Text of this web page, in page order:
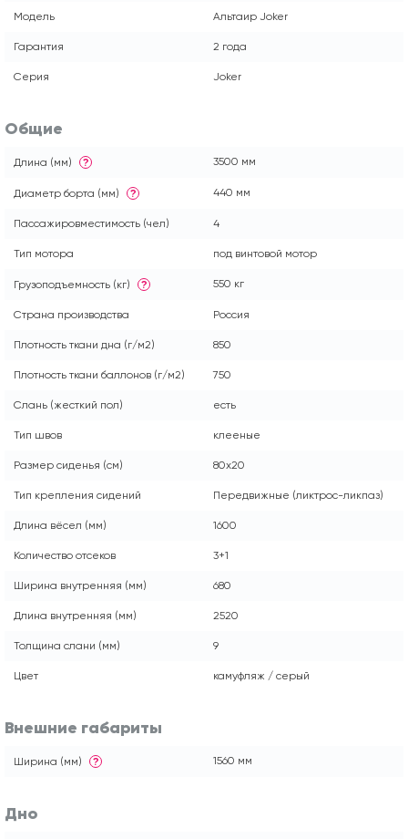
Модель Альтаир Joker
Гарантия 2 года
Серия Joker
Общие
Длина (мм) ? 3500 мм
Диаметр борта (мм) ? 440 мм
Пассажировместимость (чел) 4
Тип мотора под винтовой мотор
Грузоподъемность (кг) ? 550 кг
Страна производства Россия
Плотность ткани дна (г/м2) 850
Плотность ткани баллонов (г/м2) 750
Слань (жесткий пол) есть
Тип швов клееные
Размер сиденья (см) 80x20
Тип крепления сидений Передвижные (ликтрос-ликпаз)
Длина вёсел (мм) 1600
Количество отсеков 3+1
Ширина внутренняя (мм) 680
Длина внутренняя (мм) 2520
Толщина слани (мм) 9
Цвет камуфляж / серый
Внешние габариты
Ширина (мм) ? 1560 мм
Дно